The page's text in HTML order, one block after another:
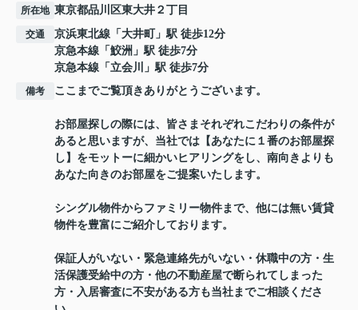
所在地 東京都品川区東大井 ２丁目
交通 京浜東北線 「 大井町
」駅 徒歩12分
京急本線 「 鮫洲 」駅 徒歩7分
京急本線 「 立会川 」駅 徒歩7分
備考 ここまでご覧頂きありがとうございます。
お部屋探しの際には、皆さまそれぞれこだわりの条件が
あると思いますが、当社では【あなたに１番のお部屋探
し】をモットーに細かいヒアリングをし、南向きよりも
あなた向きのお部屋をご提案いたします。
シングル物件からファミリー物件まで、他には無い賃貸
物件を豊富にご紹介しております。
保証人がいない・緊急連絡先がいない・休職中の方・生
活保護受給中の方・他の不動産屋で断られてしまった
方・入居審査に不安がある方も当社までご相談くださ